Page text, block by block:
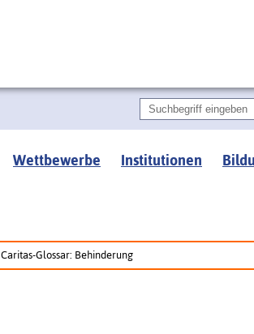
Wettbewerbe Institutionen
Caritas-Glossar: Behinderung